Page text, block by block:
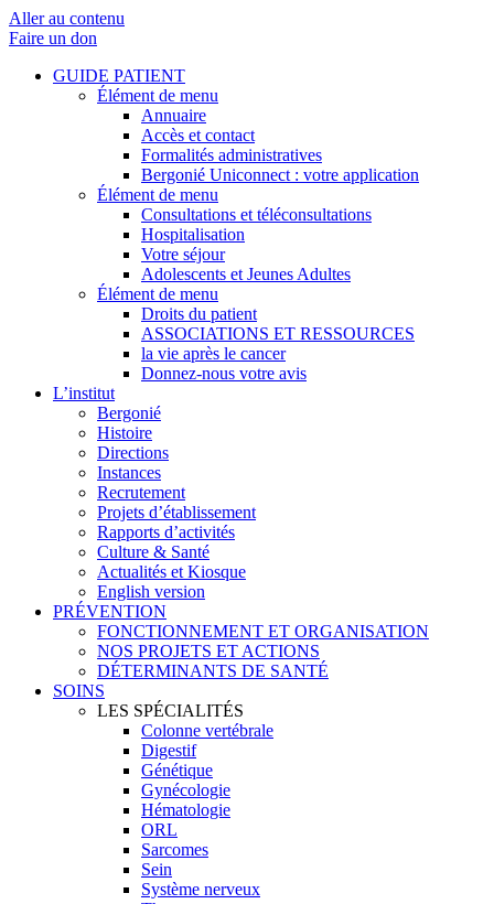
Aller au contenu
Faire un don
GUIDE PATIENT
Élément de menu
Annuaire
Accès et contact
Formalités administratives
Bergonié Uniconnect : votre application
Élément de menu
Consultations et téléconsultations
Hospitalisation
Votre séjour
Adolescents et Jeunes Adultes
Élément de menu
Droits du patient
ASSOCIATIONS ET RESSOURCES
la vie après le cancer
Donnez-nous votre avis
L’institut
Bergonié
Histoire
Directions
Instances
Recrutement
Projets d’établissement
Rapports d’activités
Culture & Santé
Actualités et Kiosque
English version
PRÉVENTION
FONCTIONNEMENT ET ORGANISATION
NOS PROJETS ET ACTIONS
DÉTERMINANTS DE SANTÉ
SOINS
LES SPÉCIALITÉS
Colonne vertébrale
Digestif
Génétique
Gynécologie
Hématologie
ORL
Sarcomes
Sein
Système nerveux